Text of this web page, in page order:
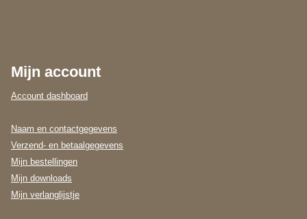
Mijn account
Account dashboard
Naam en contactgegevens
Verzend- en betaalgegevens
Mijn bestellingen
Mijn downloads
Mijn verlanglijstje